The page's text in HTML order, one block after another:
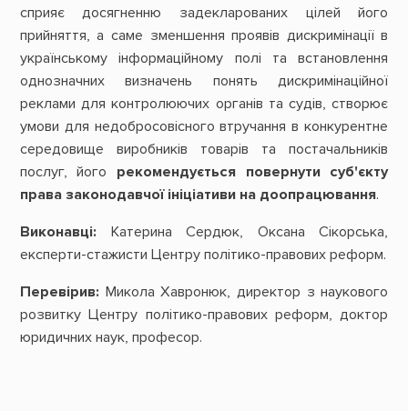
сприяє досягненню задекларованих цілей його
прийняття, а саме зменшення проявів дискримінації в
українському інформаційному полі та встановлення
однозначних визначень понять дискримінаційної
реклами для контролюючих органів та судів, створює
умови для недобросовісного втручання в конкурентне
середовище виробників товарів та постачальників
послуг, його рекомендується повернути суб'єкту
права законодавчої ініціативи на доопрацювання.
Виконавці: Катерина Сердюк, Оксана Сікорська,
експерти-стажисти Центру політико-правових реформ.
Перевірив: Микола Хавронюк, директор з наукового
розвитку Центру політико-правових реформ, доктор
юридичних наук, професор.